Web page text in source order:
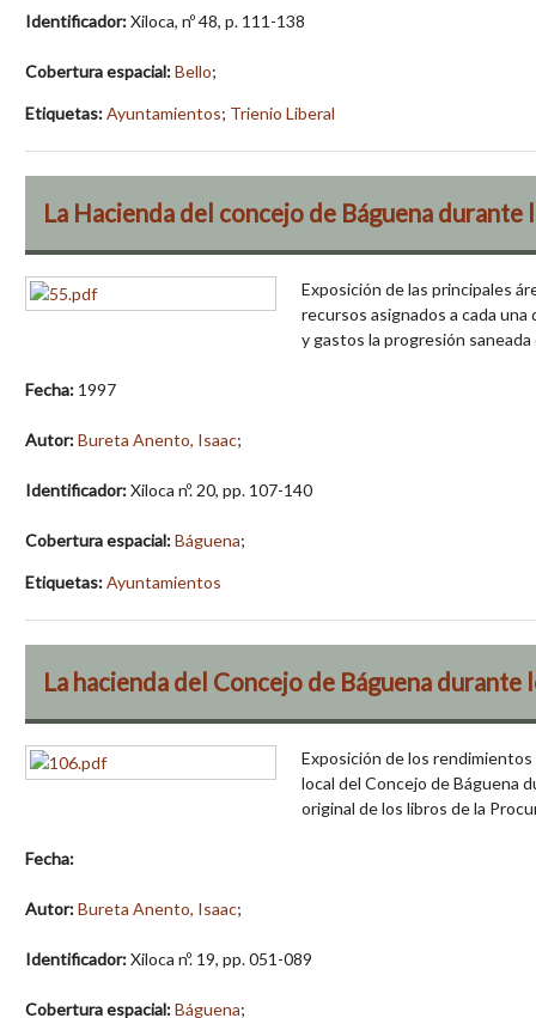
Identificador:Xiloca, nº 48, p. 111-138
Cobertura espacial:Bello;
Etiquetas:Ayuntamientos; Trienio Liberal
La Hacienda del concejo de Báguena durante
Exposición de las principales
recursos asignados a cada
y gastos la progresión
Fecha: 1997
Autor:Bureta Anento, Isaac;
Identificador:Xiloca nº. 20, pp. 107-140
Cobertura espacial:Báguena;
Etiquetas:Ayuntamientos
La hacienda del Concejo de Báguena durante
Exposición de los
local del Concejo de Báguena
original de los libros de la
Fecha:
Autor:Bureta Anento, Isaac;
Identificador:Xiloca nº. 19, pp. 051-089
Cobertura espacial:Báguena;